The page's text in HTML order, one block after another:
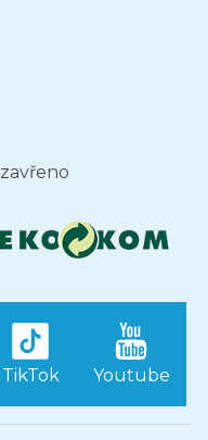
zavřeno
TikTok Youtube